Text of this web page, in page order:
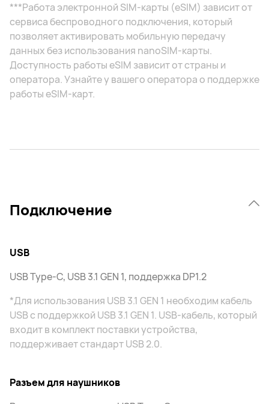
***Работа электронной SIM-карты (eSIM) зависит от
сервиса беспроводного подключения, который
позволяет активировать мобильную передачу
данных без использования nanoSIM-карты.
Доступность работы eSIM зависит от страны и
оператора. Узнайте у вашего оператора о поддержке
работы eSIM-карт.
Подключение
USB
USB Type-C, USB 3.1 GEN 1, поддержка DP1.2
*Для использования USB 3.1 GEN 1 необходим кабель
USB с поддержкой USB 3.1 GEN 1. USB-кабель, который
входит в комплект поставки устройства,
поддерживает стандарт USB 2.0.
Разъем для наушников